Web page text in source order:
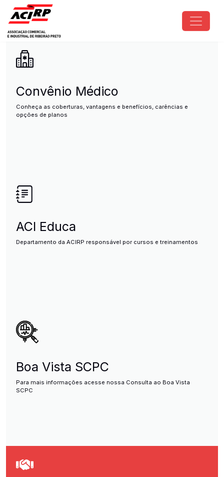
Pular para o conteúdo principal
ACIRP - Associação Comercial
Convênio Médico
Conheça as coberturas, vantagens e benefícios, carências e
opções de planos
ACI Educa
Departamento da ACIRP responsável por cursos e treinamentos
Boa Vista SCPC
Para mais informações acesse nossa Consulta ao Boa Vista
SCPC